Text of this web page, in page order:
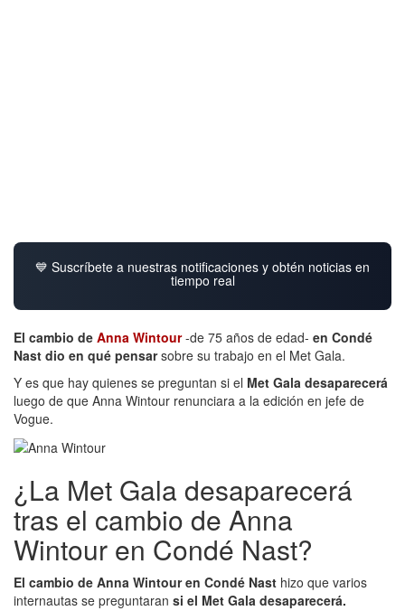
💙 Suscríbete a nuestras notificaciones y obtén noticias en
tiempo real
El cambio de Anna Wintour -de 75 años de edad- en Condé
Nast dio en qué pensarsobre su trabajo en el Met Gala.
Y es que hay quienes se preguntan si el Met Gala desaparecerá
luego de que Anna Wintour renunciara a la edición en jefe de
Vogue.
¿La Met Gala desaparecerá
tras el cambio de Anna
Wintour en Condé Nast?
El cambio de Anna Wintour en Condé Nast hizo que varios
internautas se preguntaran si el Met Gala desaparecerá.